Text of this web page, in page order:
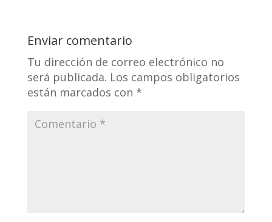
Enviar comentario
Tu dirección de correo electrónico no
será publicada. Los campos obligatorios
están marcados con *